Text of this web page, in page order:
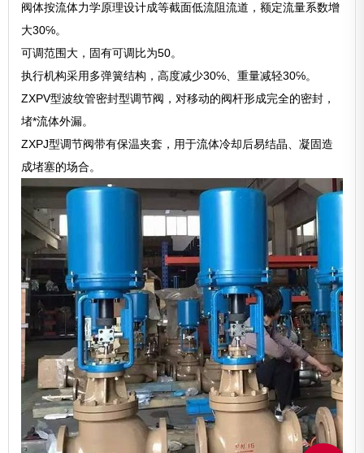
阀体按流体力学原理设计成等截面低流阻流道，额定流量系数增
大30℅。
可调范围大，固有可调比为50。
执行机构采用多弹簧结构，高度减少30℅、重量减轻30℅。
ZXPV型波纹管密封型调节阀，对移动的阀杆形成完全的密封，
堵*流体外漏。
ZXPJ型调节阀带有保温夹套，用于流体冷却后易结晶、凝固造
成堵塞的场合。